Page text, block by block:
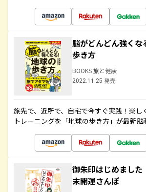
脳がどんどん強くな
歩き方
BOOKS 旅と健康
2022.11.25 発売
旅先で、近所で、自宅で今すぐ実践！楽し
トレーニングを「地球の歩き方」が最新
御朱印はじめまし
末開運さんぽ